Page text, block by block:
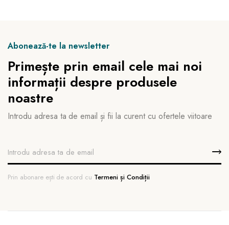
Abonează-te la newsletter
Primește prin email cele mai noi
informații despre produsele
noastre
Introdu adresa ta de email și fii la curent cu ofertele viitoare
Prin abonare ești de acord cu Termeni și Condiții